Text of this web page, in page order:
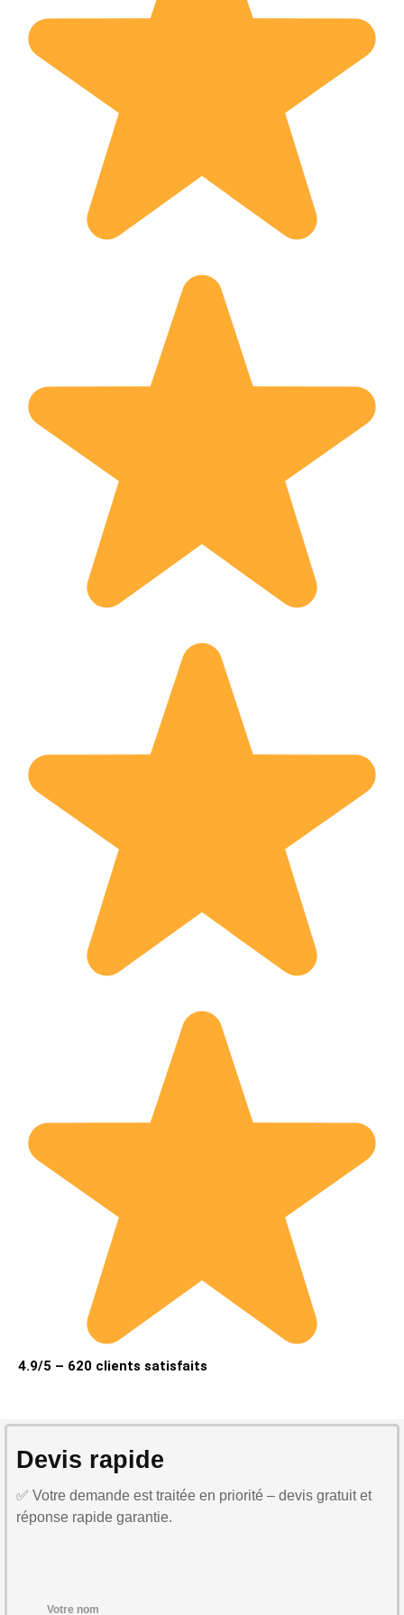
4.9/5 – 620 clients satisfaits
Devis rapide
✅ Votre demande est traitée en priorité – devis gratuit et
réponse rapide garantie.
Votre nom